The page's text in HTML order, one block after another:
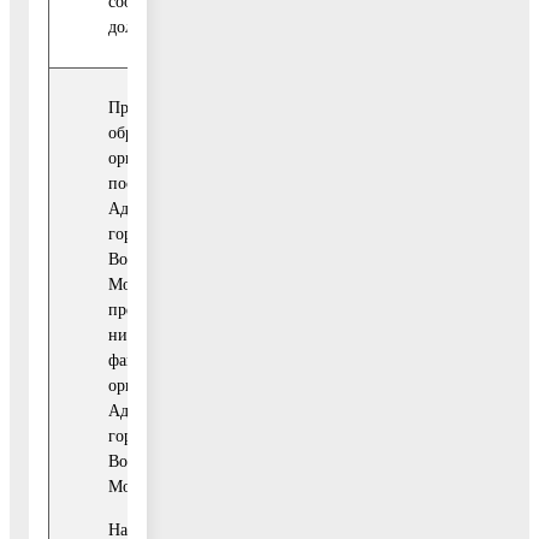
должностных лиц.
Проведение анализа
обращений граждан и
организаций,
поступающих в адрес
Администрации
городского округа
Воскресенск
Московской области, на
предмет выявления в
них информации о
фактах коррупции в
органах
Администрации
городского округа
Воскресенск
Московской области.
Направление указанной